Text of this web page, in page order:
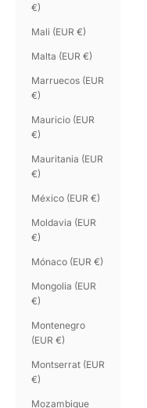
€)
Mali (EUR €)
Malta (EUR €)
Marruecos (EUR
€)
Mauricio (EUR
€)
Mauritania (EUR
€)
México (EUR €)
Moldavia (EUR
€)
Mónaco (EUR €)
Mongolia (EUR
€)
Montenegro
(EUR €)
Montserrat (EUR
€)
Mozambique